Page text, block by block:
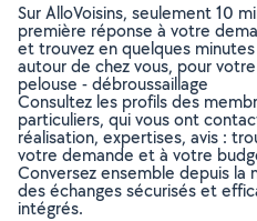
Sur AlloVoisins, seulement 10
première réponse à votre
et trouvez en quelques
autour de chez vous, pour
pelouse - débroussaillage
Consultez les profils des
particuliers, qui vous ont
réalisation, expertises, avis :
votre demande et à votre
Conversez ensemble depuis la
des échanges sécurisés et
intégrés.